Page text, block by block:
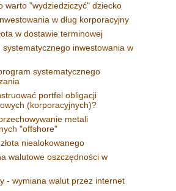
warto "wydziedziczyć" dziecko
w dług korporacyjny
w dostawie terminowej
systematycznego inwestowania w
systematycznego
portfel obligacji
(korporacyjnych)?
metali
"offshore"
złota niealokowanego
walutowe oszczędności w
- wymiana walut przez internet